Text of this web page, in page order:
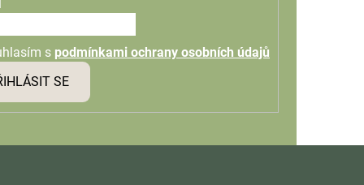
s podmínkami ochrany osobních údajů
SE